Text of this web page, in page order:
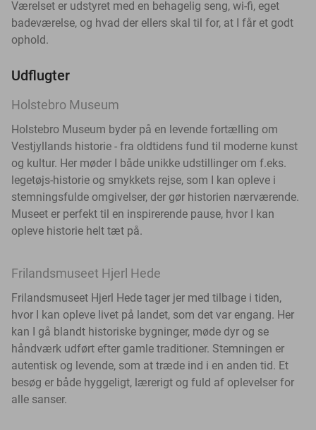
Værelset er udstyret med en behagelig seng, wi-fi, eget
badeværelse, og hvad der ellers skal til for, at I får et godt
ophold.
Udflugter
Holstebro Museum
Holstebro Museum byder på en levende fortælling om
Vestjyllands historie - fra oldtidens fund til moderne kunst
og kultur. Her møder I både unikke udstillinger om f.eks.
legetøjs-historie og smykkets rejse, som I kan opleve i
stemningsfulde omgivelser, der gør historien nærværende.
Museet er perfekt til en inspirerende pause, hvor I kan
opleve historie helt tæt på.
Frilandsmuseet Hjerl Hede
Frilandsmuseet Hjerl Hede tager jer med tilbage i tiden,
hvor I kan opleve livet på landet, som det var engang. Her
kan I gå blandt historiske bygninger, møde dyr og se
håndværk udført efter gamle traditioner. Stemningen er
autentisk og levende, som at træde ind i en anden tid. Et
besøg er både hyggeligt, lærerigt og fuld af oplevelser for
alle sanser.